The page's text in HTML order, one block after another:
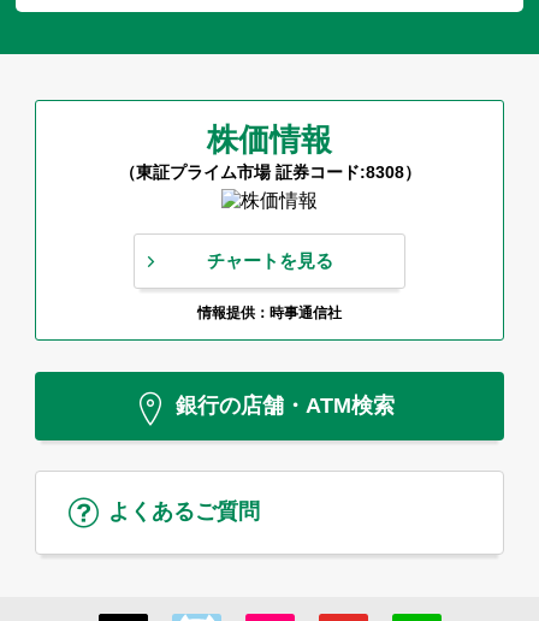
株価情報
（東証プライム市場 証券コード:8308）
チャートを見る
情報提供：時事通信社
銀行の店舗・ATM検索
よくあるご質問